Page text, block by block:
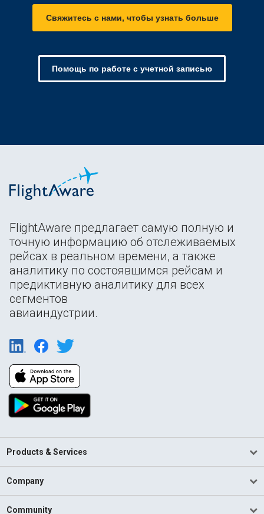
Свяжитесь с нами, чтобы узнать больше
Помощь по работе с учетной записью
FlightAware предлагает самую полную и
точную информацию об отслеживаемых
рейсах в реальном времени, а также
аналитику по состоявшимся рейсам и
предиктивную аналитику для всех
сегментов
авиаиндустрии.
Products & Services
Company
Community